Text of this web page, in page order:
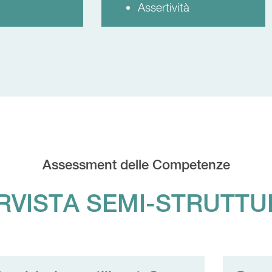
Assertività
Assessment delle Competenze
SEMI-